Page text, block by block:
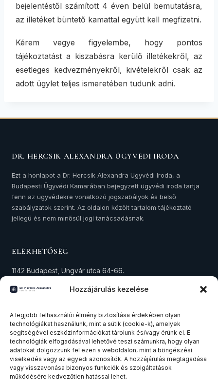
Hozzájárulás kezelése
A legjobb felhasználói élmény biztosítása érdekében olyan
technológiákat használunk, mint a sütik (cookie-k), amelyek
segítségével eszközinformációkat tárolunk és/vagy érünk el. E
technológiák elfogadásával lehetővé teszi számunkra, hogy olyan
adatokat dolgozzunk fel ezen a weboldalon, mint a böngészési
viselkedés vagy az egyedi azonosítók. A hozzájárulás megtagadása
vagy visszavonása bizonyos funkciók és szolgáltatások
működésére kedvezőtlen hatással lehet.
bejelentéstől számított 4 éven belül bemutatásra,
az illetéket büntető kamattal együtt kell megfizetni.
Kérem vegye figyelembe, hogy pontos
tájékoztatást a kiszabásra kerülő illetékekről, az
esetleges kedvezményekről, kivételekről csak az
adott ügylet teljes ismeretében tudunk adni.
DR. HERCSIK ALEXANDRA ÜGYVÉDI IRODA
Ezt a honlapot a Dr. Hercsik Alexandra Ügyvédi Iroda, a
Budapesti Ügyvédi Kamarában bejegyzett ügyvédi iroda tartja
fenn az ügyvédekre vonatkozó jogszabályok és belső
szabályzatok szerint. Az oldalon közölt tartalom tájékoztató
jellegű és nem minősül jogi tanácsadásnak.
ELÉRHETŐSÉG
1142 Budapest, Ungvár utca 64-66.
+36 30 573 4294
Adószám: 18291434-1-42
SZAKTERÜLETEK
Ingatlanjog
Társasági és cégjog